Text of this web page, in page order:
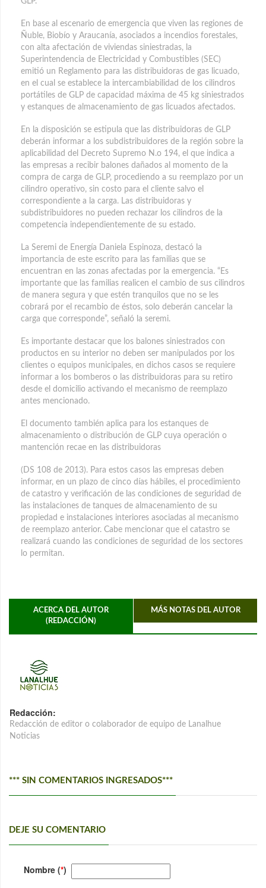
En base al escenario de emergencia que viven las regiones de
Ñuble, Biobío y Araucanía, asociados a incendios forestales,
con alta afectación de viviendas siniestradas, la
Superintendencia de Electricidad y Combustibles (SEC)
emitió un Reglamento para las distribuidoras de gas licuado,
en el cual se establece la intercambiabilidad de los cilindros
portátiles de GLP de capacidad máxima de 45 kg siniestrados
y estanques de almacenamiento de gas licuados afectados.
En la disposición se estipula que las distribuidoras de GLP
deberán informar a los subdistribuidores de la región sobre la
aplicabilidad del Decreto Supremo N.o 194, el que indica a
las empresas a recibir balones dañados al momento de la
compra de carga de GLP, procediendo a su reemplazo por un
cilindro operativo, sin costo para el cliente salvo el
correspondiente a la carga. Las distribuidoras y
subdistribuidores no pueden rechazar los cilindros de la
competencia independientemente de su estado.
La Seremi de Energía Daniela Espinoza, destacó la
importancia de este escrito para las familias que se
encuentran en las zonas afectadas por la emergencia. “Es
importante que las familias realicen el cambio de sus cilindros
de manera segura y que estén tranquilos que no se les
cobrará por el recambio de éstos, solo deberán cancelar la
carga que corresponde”, señaló la seremi.
Es importante destacar que los balones siniestrados con
productos en su interior no deben ser manipulados por los
clientes o equipos municipales, en dichos casos se requiere
informar a los bomberos o las distribuidoras para su retiro
desde el domicilio activando el mecanismo de reemplazo
antes mencionado.
El documento también aplica para los estanques de
almacenamiento o distribución de GLP cuya operación o
mantención recae en las distribuidoras
(DS 108 de 2013). Para estos casos las empresas deben
informar, en un plazo de cinco días hábiles, el procedimiento
de catastro y verificación de las condiciones de seguridad de
las instalaciones de tanques de almacenamiento de su
propiedad e instalaciones interiores asociadas al mecanismo
de reemplazo anterior. Cabe mencionar que el catastro se
realizará cuando las condiciones de seguridad de los sectores
lo permitan.
ACERCA DEL AUTOR
(REDACCIÓN)
MÁS NOTAS DEL AUTOR
Redacción:
Redacción de editor o colaborador de equipo de Lanalhue
Noticias
*** SIN COMENTARIOS INGRESADOS***
DEJE SU COMENTARIO
Nombre (*)